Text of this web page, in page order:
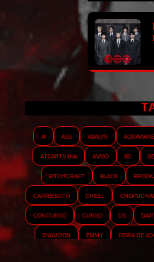
AI ASS Abalyn Agraviane
Atzarts Mia
Aviso BC
Bitchcraft
Black
Carriesoto
Cheill Chopuchai
Concurso
Curso DS
Dyamoon
Emmy Feira de
GeminnieKook